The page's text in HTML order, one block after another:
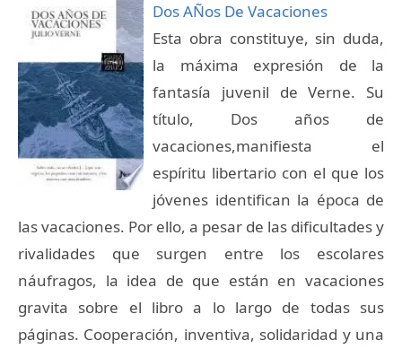
Dos AÑos De Vacaciones
Esta obra constituye, sin duda,
la máxima expresión de la
fantasía juvenil de Verne. Su
título, Dos años de
vacaciones,manifiesta el
espíritu libertario con el que los
jóvenes identifican la época de
las vacaciones. Por ello, a pesar de las dificultades y
rivalidades que surgen entre los escolares
náufragos, la idea de que están en vacaciones
gravita sobre el libro a lo largo de todas sus
páginas. Cooperación, inventiva, solidaridad y una